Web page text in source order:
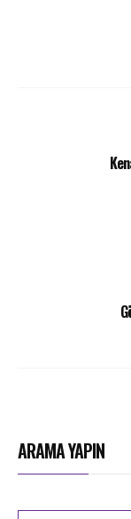
ARAMA YAPIN